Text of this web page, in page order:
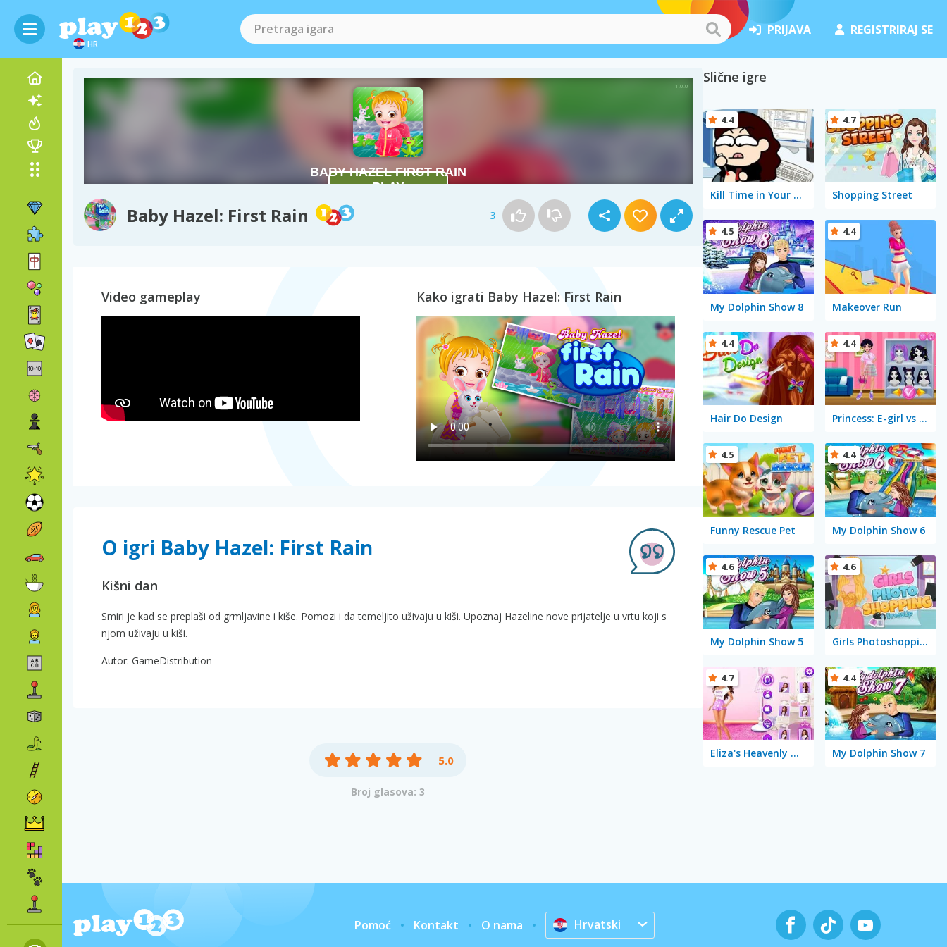
HR
PRIJAVA REGISTRIRAJ SE
Baby Hazel: First Rain 3
Video gameplay Kako igrati Baby Hazel: First Rain
O igri Baby Hazel: First Rain
Kišni dan
Smiri je kad se preplaši od grmljavine i kiše. Pomozi i da temeljito uživaju u kiši. Upoznaj Hazeline nove prijatelje u vrtu koji s
njom uživaju u kiši.
Autor: GameDistribution
5.0
Broj glasova: 3
Slične igre
Kill Time in Your Office
4.4
Shopping Street
4.7
My Dolphin Show 8
4.5
Makeover Run
4.4
Hair Do Design
4.4
Princess: E-girl vs Softgirl
4.4
Funny Rescue Pet
4.5
My Dolphin Show 6
4.4
My Dolphin Show 5
4.6
Girls Photoshopping Dressup
4.6
Eliza's Heavenly Wedding
4.7
My Dolphin Show 7
4.4
Pomoć Kontakt O nama Hrvatski